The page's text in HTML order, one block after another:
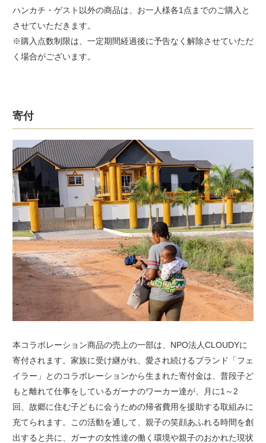
ハンカチ・ゲスト以外の商品は、お一人様各1点までのご購入と
させていただきます。
※購入点数制限は、一定期間経過後に予告なく解除させていただ
く場合がございます。
寄付
本コラボレーション商品の売上の一部は、NPO法人CLOUDYに
寄付されます。家族に受け継がれ、愛され続けるブランド「フェ
イラー」とのコラボレーションから生まれた寄付金は、普段子ど
もと離れて仕事をしているガーナのワーカー達が、月に1～2
回、故郷に住む子どもに会うための帰省費用を援助する取組みに
充てられます。この活動を通して、親子の笑顔あふれる時間を創
出すると共に、ガーナの女性達の働く環境や親子のおかれた現状